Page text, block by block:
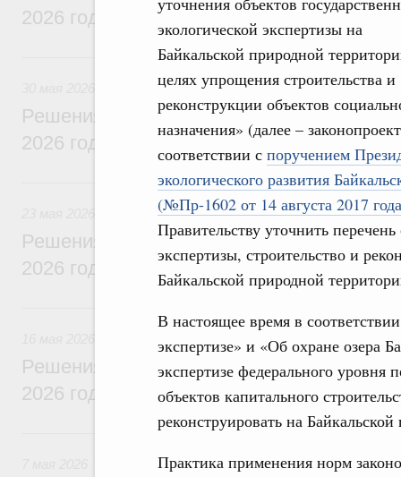
экологической экспертизы на
Байкальской природной
целях упрощения строительства и
реконструкции объектов
назначения» (далее –
соответствии с поручением
экологического развития
(№Пр-1602 от 14 августа 2017
Правительству уточнить
экспертизы, строительство и
Байкальской природной
В настоящее время в
экспертизе» и «Об охране озера
экспертизе федерального
объектов капитального
реконструировать на
Практика применения норм
2026 года
30 мая, суббота
Решения, принятые на заседании
2026 года
23 мая, суббота
Решения, принятые на заседании
2026 года
Решения, принятые на заседании
2026 года
7 мая, четверг